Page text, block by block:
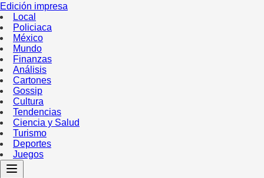
Edición impresa
Local
Policiaca
México
Mundo
Finanzas
Análisis
Cartones
Gossip
Cultura
Tendencias
Ciencia y Salud
Turismo
Deportes
Juegos